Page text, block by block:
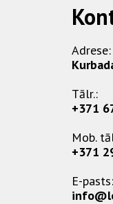
Adrese:
Tālr.:
+371
Mob.
+371
E-pasts: